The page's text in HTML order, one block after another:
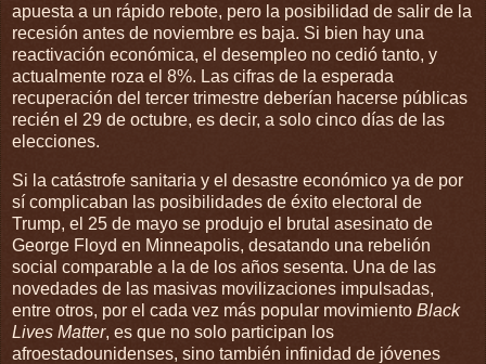
apuesta a un rápido rebote, pero la posibilidad de salir de la
recesión antes de noviembre es baja. Si bien hay una
reactivación económica, el desempleo no cedió tanto, y
actualmente roza el 8%. Las cifras de la esperada
recuperación del tercer trimestre deberían hacerse públicas
recién el 29 de octubre, es decir, a solo cinco días de las
elecciones.
Si la catástrofe sanitaria y el desastre económico ya de por
sí complicaban las posibilidades de éxito electoral de
Trump, el 25 de mayo se produjo el brutal asesinato de
George Floyd en Minneapolis, desatando una rebelión
social comparable a la de los años sesenta. Una de las
novedades de las masivas movilizaciones impulsadas,
entre otros, por el cada vez más popular movimiento Black
Lives Matter, es que no solo participan los
afroestadounidenses, sino también infinidad de jóvenes